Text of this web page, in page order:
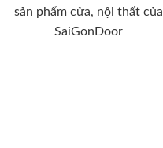
sản phẩm cửa, nội thất của
SaiGonDoor